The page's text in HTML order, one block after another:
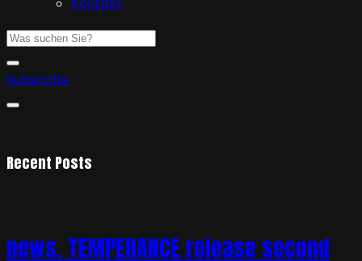
Subscribe
Recent Posts
news. TEMPERANCE release second